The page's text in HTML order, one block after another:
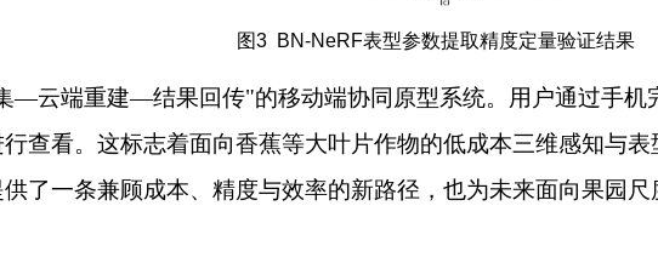
图3 BN-NeRF表型参数提取精度定量验证结果
—云端重建—结果回传"的移动端协同原型系统。用户通过手机
查看。这标志着面向香蕉等大叶片作物的低成本三维感知与
了一条兼顾成本、精度与效率的新路径，也为未来面向果园